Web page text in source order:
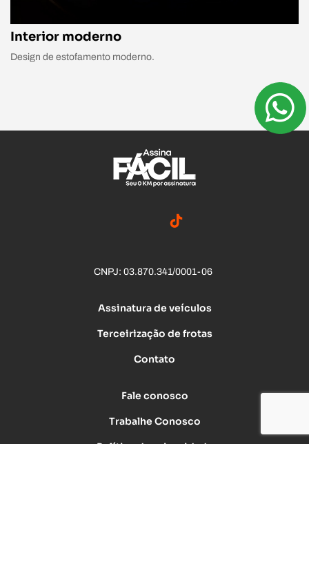
Interior moderno
Design de estofamento moderno.
CNPJ: 03.870.341/0001-06
Assinatura de veículos
Terceirização de frotas
Contato
Fale conosco
Trabalhe Conosco
Política de privacidade